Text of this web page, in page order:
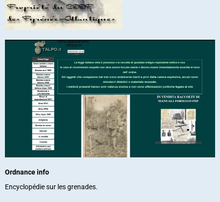
Ordnance info
Encyclopédie sur les grenades.